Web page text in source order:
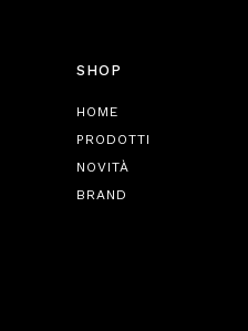
SHOP
HOME
PRODOTTI
NOVITÀ
BRAND